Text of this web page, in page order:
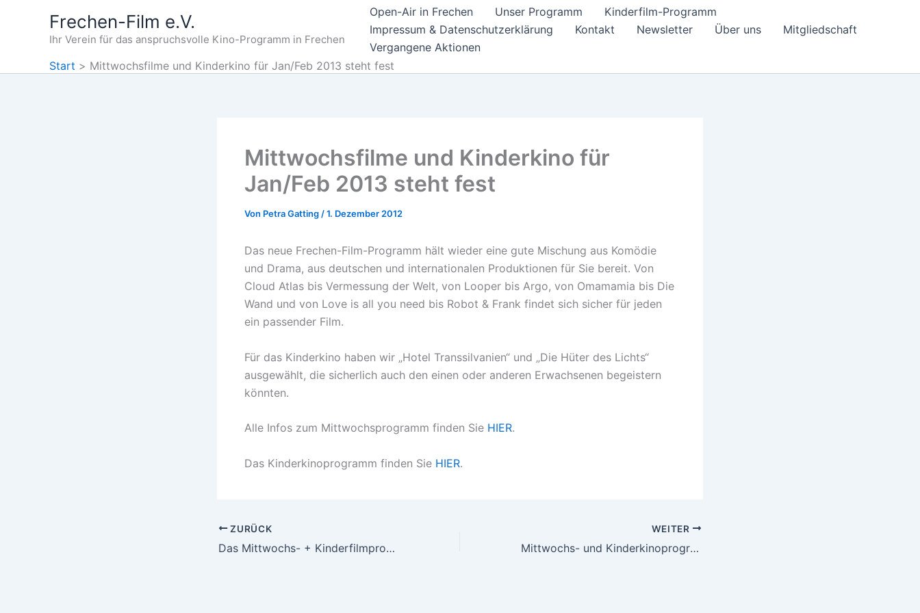
Frechen-Film e.V.
Ihr Verein für das anspruchsvolle Kino-Programm in Frechen
Open-Air in Frechen Unser Programm
Kinderfilm-Programm
Impressum & Datenschutzerklärung
Kontakt Newsletter Über uns
Mitgliedschaft
Vergangene Aktionen
Start
Mittwochsfilme und Kinderkino für Jan/Feb 2013 steht fest
Mittwochsfilme und Kinderkino für
Jan/Feb 2013 steht fest
Von Petra Gatting /1. Dezember 2012
Das neue Frechen-Film-Programm hält wieder eine gute Mischung aus Komödie
und Drama, aus deutschen und internationalen Produktionen für Sie bereit. Von
Cloud Atlas bis Vermessung der Welt, von Looper bis Argo, von Omamamia bis Die
Wand und von Love is all you need bis Robot & Frank findet sich sicher für jeden
ein passender Film.
Für das Kinderkino haben wir „Hotel Transsilvanien“ und „Die Hüter des Lichts“
ausgewählt, die sicherlich auch den einen oder anderen Erwachsenen begeistern
könnten.
Alle Infos zum Mittwochsprogramm finden Sie HIER.
Das Kinderkinoprogramm finden Sie HIER.
ZURÜCK
Das Mittwochs- + Kinderfilmprogramm für Nov/Dez 2012 steht fest
WEITER
Mittwochs- und Kinderkinoprogramm für März/April 2013